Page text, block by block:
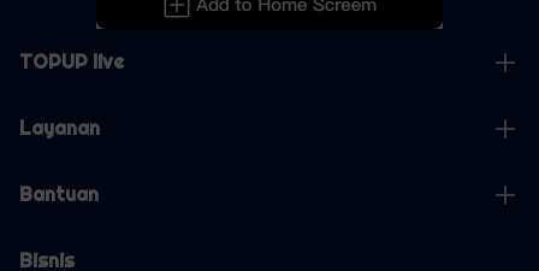
TOPUP live
Layanan
Bantuan
Bisnis